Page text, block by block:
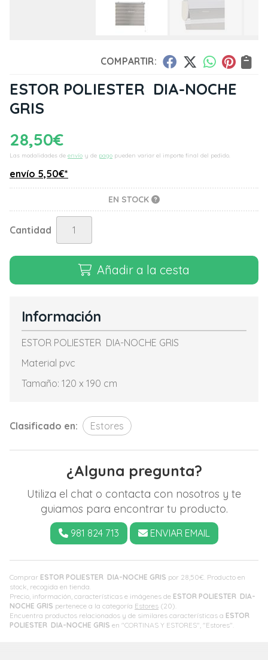
COMPARTIR:
ESTOR POLIESTER DIA-NOCHE
GRIS
28,50€
Las modalidades de envío y de pago pueden variar el importe final del pedido.
envío 5,50€*
EN STOCK
Cantidad
Añadir a la cesta
Comprar ESTOR POLIESTER DIA-NOCHE GRIS por 28,50€ . Producto en
stock, recogida en tienda.
Precio, información, características e imágenes de ESTOR POLIESTER DIA-
NOCHE GRIS pertenece a la categoría Estores (20).
Encuentra productos relacionados y de similares características a ESTOR
POLIESTER DIA-NOCHE GRIS en "CORTINAS Y ESTORES", "Estores".
Información
ESTOR POLIESTER DIA-NOCHE GRIS
Material pvc
Tamaño: 120 x 190 cm
Clasificado en: Estores
¿Alguna pregunta?
Utiliza el chat o contacta con nosotros y te
guiamos para encontrar tu producto.
981 824 713 ENVIAR EMAIL